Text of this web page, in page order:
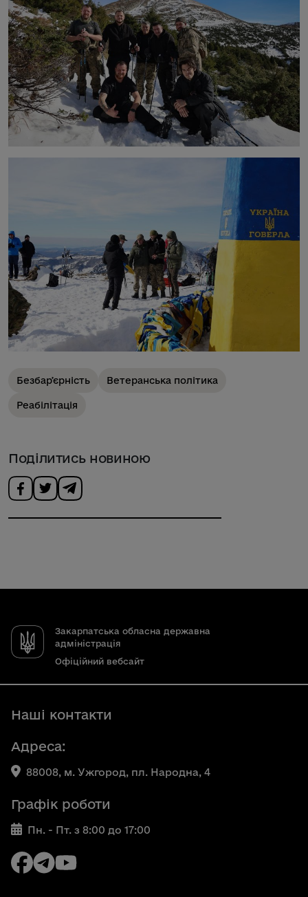
Безбарʼєрність Ветеранська політика
Реабілітація
Поділитись новиною
Закарпатська обласна державна
адміністрація
Офіційний вебсайт
Наші контакти
Адреса:
88008, м. Ужгород, пл. Народна, 4
Графік роботи
Пн. - Пт. з 8:00 до 17:00